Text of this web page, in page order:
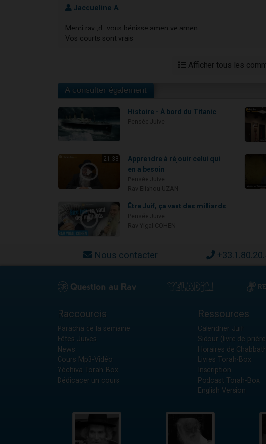
Jacqueline A.
Merci rav ,d...vous bénisse amen ve amen
Vos courts sont vrais
Afficher tous les
A consulter également
Histoire - À bord du Titanic
21:38
Apprendre à réjouir celui qui
en a besoin
Être Juif, ça vaut des milliards
Nous contacter
Raccourcis
Paracha de la semaine
Fêtes Juives
News
Cours Mp3-Vidéo
Yéchiva Torah-Box
Dédicacer un cours
Ressources
Calendrier Juif
Sidour (livre de
Horaires de Chabbath
Livres Torah-Box
Inscription
Podcast Torah-Box
English Version